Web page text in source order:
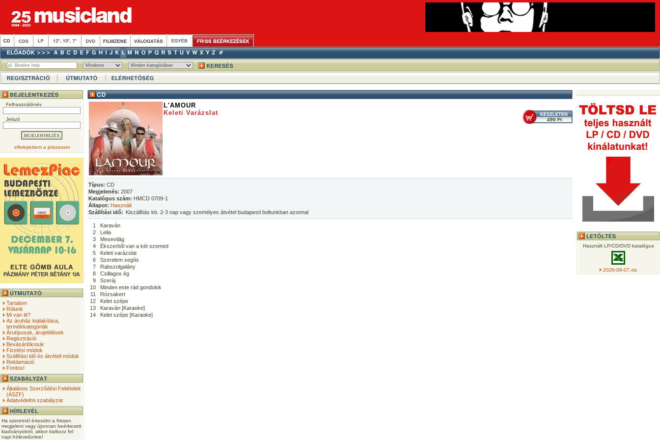
Felhasználónév
Jelszó
elfelejtettem a jelszavam
Tartalom
Rólunk
Mi van itt?
Az áruház kialakítása,
termékkategóriák
Árutípusok, árujelölések
Regisztráció
Bevásárlókosár
Fizetési módok
Szállítási idő és átvételi módok
Reklamáció
Fontos!
Általános Szerződési Feltételek
(ÁSZF)
Adatvédelmi szabályzat
Ha szeretnél értesülni a frissen
megjelent vagy újonnan beérkezett
kiadványokról, akkor iratkozz fel
napi hírlevelünkre!
L'AMOUR
Keleti Varázslat
490 Ft
Típus: CD
Megjelenés: 2007
Katalógus szám: HMCD 0709-1
Állapot: Használt
Szállítási idő: Kiszállítás kb. 2-3 nap vagy személyes átvétel budapesti boltunkban azonnal
1
Karaván
2
Leila
3
Mesevilág
4
Ékszerből van a két szemed
5
Keleti varázslat
6
Szerelem segíts
7
Rabszolgalány
8
Csillagos ég
9
Szeráj
10
Minden este rád gondolok
11
Rózsakert
12
Kelet szépe
13
Karaván [Karaoke]
14
Kelet szépe [Karaoke]
Használt LP/CD/DVD katalógus
2026-08-07.xls